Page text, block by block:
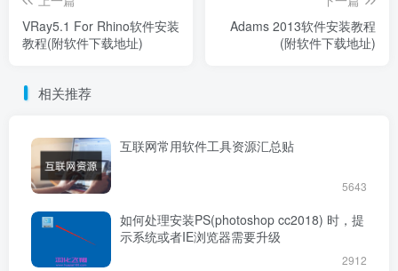
VRay5.1 For Rhino软件安装
教程(附软件下载地址)
Adams 2013软件安装教程
(附软件下载地址)
相关推荐
互联网常用软件工具资源汇总贴
5643
如何处理安装PS(photoshop cc2018) 时，提
示系统或者IE浏览器需要升级
2912